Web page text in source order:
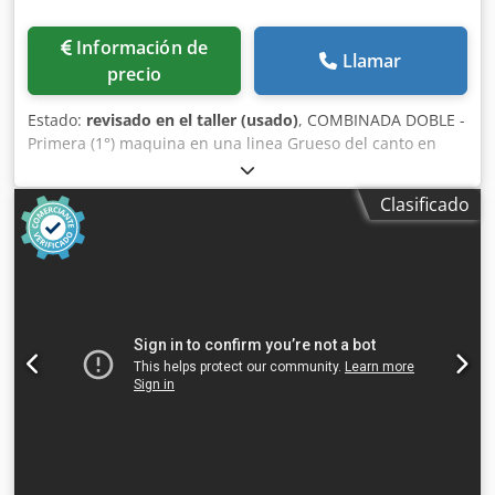
Información de
precio
Llamar
Estado: revisado en el taller (usado), COMBINADA DOBLE -
Primera (1°) maquina en una linea Grueso del canto en
bobina-rollos (min/max) mm 0,3 / 3 Grueso del cantos en
tiras / listones (min/max) 0,4 / 1 Grosor tableros/paneles
(min/max) mm 8 / 45 (60) Anchura de trabajo (min/max)
mm 236 / 1300 Mando /Software ICOS Open (Windows XP)
Velocidad de avance adjustable (m/min) 10 - 50 Sin barra
PARTE CANTEADO (para cada lado): Grupo encolador (Cola
termo-fusible + Unidad de fusion) 04.1570 + 283.205
Cedoyypi Uspfx Aqlerf Porta rollos / almacen (N° de
Clasificado